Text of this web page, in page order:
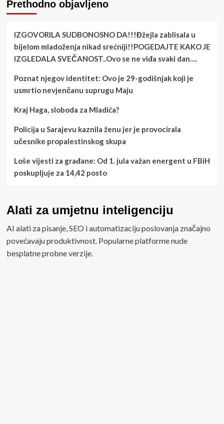
Prethodno objavljeno
IZGOVORILA SUDBONOSNO DA!!!Đžejla zablisala u
bijelom mladoženja nikad srećniji!!POGEDAJTE KAKO JE
IZGLEDALA SVEČANOST..Ovo se ne viđa svaki dan….
Poznat njegov identitet: Ovo je 29-godišnjak koji je
usmrtio nevjenčanu suprugu Maju
Kraj Haga, sloboda za Mladića?
Policija u Sarajevu kaznila ženu jer je provocirala
učesnike propalestinskog skupa
Loše vijesti za građane: Od 1. jula važan energent u FBiH
poskupljuje za 14,42 posto
Alati za umjetnu inteligenciju
AI alati za pisanje, SEO i automatizaciju poslovanja značajno
povećavaju produktivnost. Popularne platforme nude
besplatne probne verzije.